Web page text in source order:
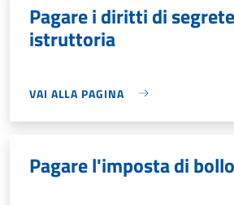
Pagare i diritti di
istruttoria
VAI ALLA PAGINA
Pagare l'imposta di bollo